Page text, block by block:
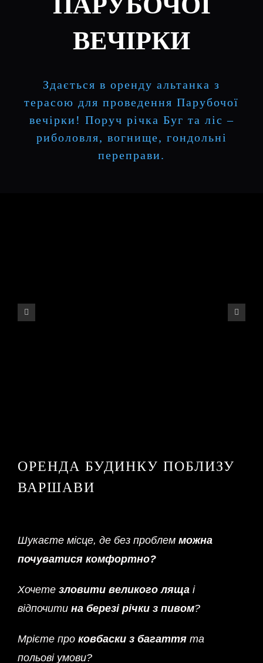
ВЕЧІРКИ
Здається в оренду альтанка з
терасою для проведення Парубочої
вечірки! Поруч річка Буг та ліс –
риболовля, вогнище, гондольні
переправи.
ОРЕНДА БУДИНКУ ПОБЛИЗУ
ВАРШАВИ
Шукаєте місце, де без проблем можна
почуватися комфортно?
Хочете зловити великого лящаі
відпочити на березі річки з пивом?
Мрієте про ковбаски з багаттята
польові умови?